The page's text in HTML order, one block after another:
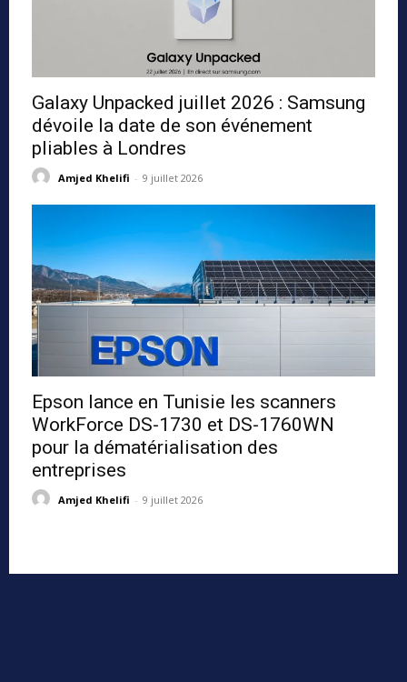
Galaxy Unpacked juillet 2026 : Samsung
dévoile la date de son événement
pliables à Londres
Amjed Khelifi - 9 juillet 2026
Epson lance en Tunisie les scanners
WorkForce DS-1730 et DS-1760WN
pour la dématérialisation des
entreprises
Amjed Khelifi - 9 juillet 2026